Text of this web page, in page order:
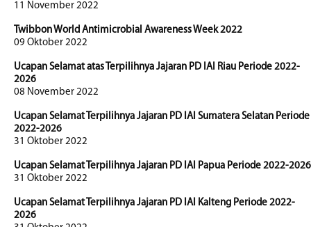
11 November 2022
Twibbon World Antimicrobial Awareness Week 2022
09 Oktober 2022
Ucapan Selamat atas Terpilihnya Jajaran PD IAI Riau Periode 2022-
2026
08 November 2022
Ucapan Selamat Terpilihnya Jajaran PD IAI Sumatera Selatan Periode
2022-2026
31 Oktober 2022
Ucapan Selamat Terpilihnya Jajaran PD IAI Papua Periode 2022-2026
31 Oktober 2022
Ucapan Selamat Terpilihnya Jajaran PD IAI Kalteng Periode 2022-
2026